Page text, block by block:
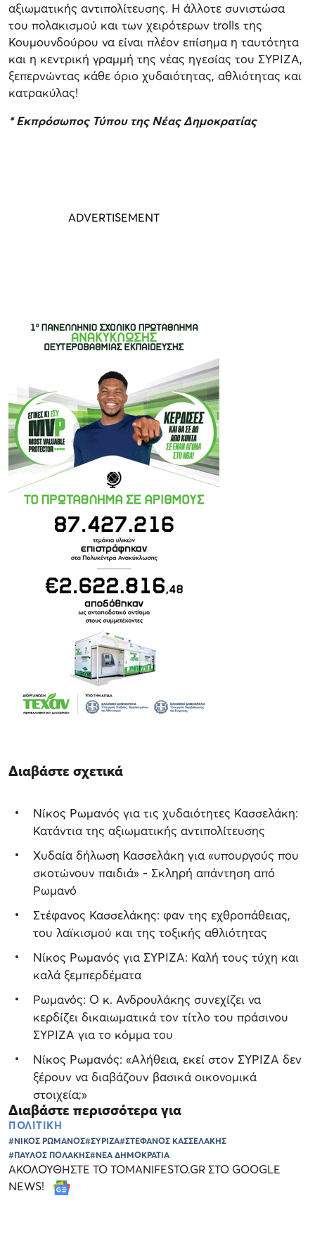
αξιωματικής αντιπολίτευσης. Η άλλοτε συνιστώσα
του πολακισμού και των χειρότερων trolls της
Κουμουνδούρου να είναι πλέον επίσημα η ταυτότητα
και η κεντρική γραμμή της νέας ηγεσίας του ΣΥΡΙΖΑ,
ξεπερνώντας κάθε όριο χυδαιότητας, αθλιότητας και
κατρακύλας!
* Εκπρόσωπος Τύπου της Νέας Δημοκρατίας
Διαβάστε σχετικά
Νίκος Ρωμανός για τις χυδαιότητες Κασσελάκη:
Κατάντια της αξιωματικής αντιπολίτευσης
Χυδαία δήλωση Κασσελάκη για «υπουργούς που
σκοτώνουν παιδιά» - Σκληρή απάντηση από
Ρωμανό
Στέφανος Κασσελάκης: φαν της εχθροπάθειας,
του λαϊκισμού και της τοξικής αθλιότητας
Νίκος Ρωμανός για ΣΥΡΙΖΑ: Καλή τους τύχη και
καλά ξεμπερδέματα
Ρωμανός: Ο κ. Ανδρουλάκης συνεχίζει να
κερδίζει δικαιωματικά τον τίτλο του πράσινου
ΣΥΡΙΖΑ για το κόμμα του
Νίκος Ρωμανός: «Αλήθεια, εκεί στον ΣΥΡΙΖΑ δεν
ξέρουν να διαβάζουν βασικά οικονομικά
στοιχεία;»
Διαβάστε περισσότερα για
ΠΟΛΙΤΙΚΗ
#ΝΙΚΟΣ ΡΩΜΑΝΟΣ#ΣΥΡΙΖΑ#ΣΤΕΦΑΝΟΣ ΚΑΣΣΕΛΑΚΗΣ
#ΠΑΥΛΟΣ ΠΟΛΑΚΗΣ#ΝΕΑ ΔΗΜΟΚΡΑΤΙΑ
ΑΚΟΛΟΥΘΗΣΤΕ ΤΟ TOMANIFESTO.GR ΣΤΟ GOOGLE
NEWS!